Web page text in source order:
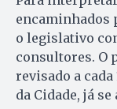
encaminhados
o legislativo
consultores. O
revisado a cada
da Cidade, já